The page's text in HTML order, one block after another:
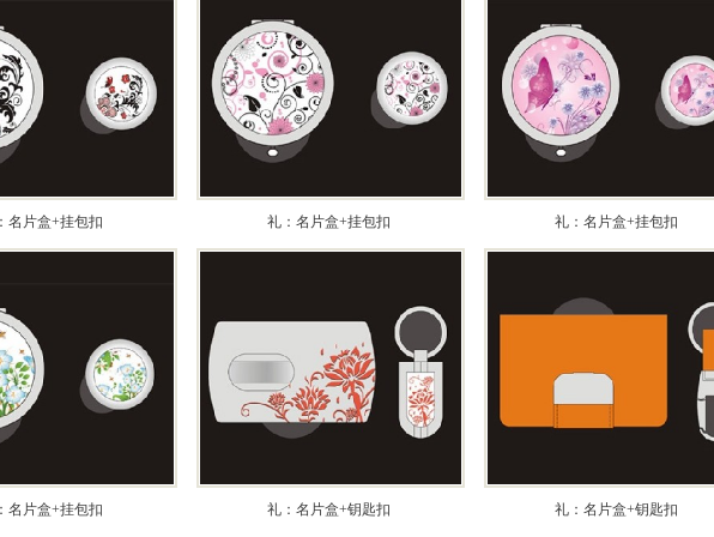
名片盒+挂包扣 礼：名片盒+挂包扣 礼：名片盒+挂包扣
名片盒+挂包扣 礼：名片盒+钥匙扣 礼：名片盒+钥匙扣